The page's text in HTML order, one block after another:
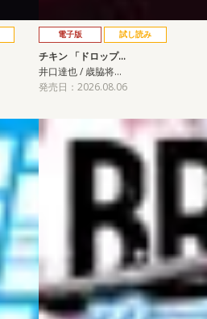
電子版 試し読み
チキン 「ドロップ…
井口達也 / 歳脇将…
発売日：2026.08.06